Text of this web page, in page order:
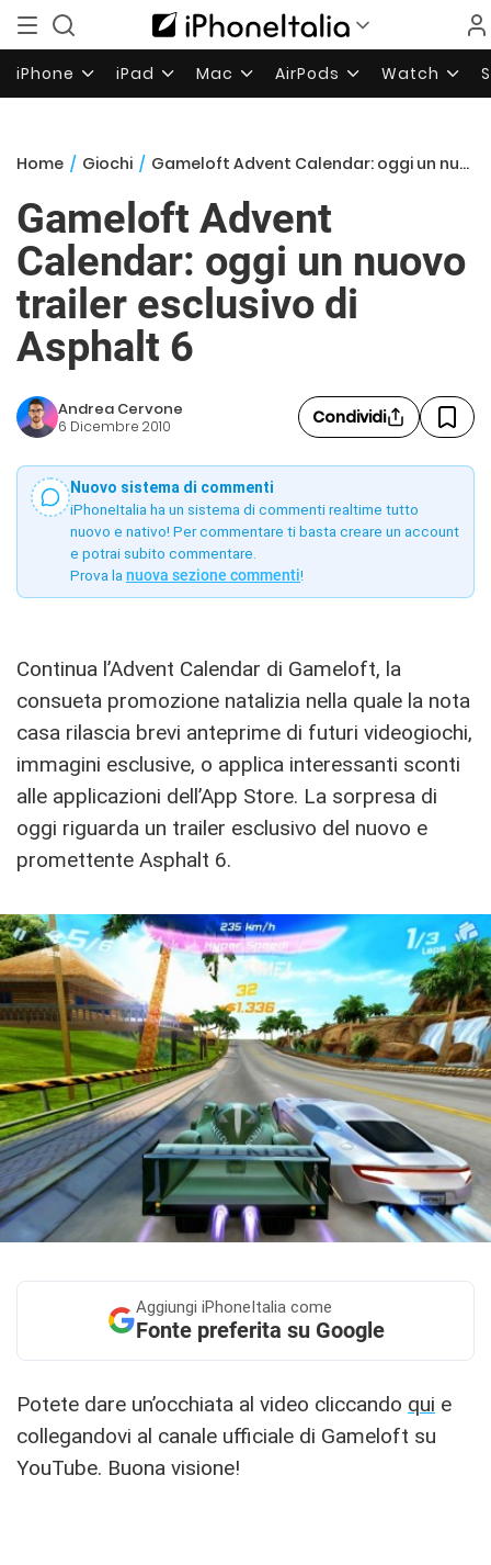
iPhone iPad Mac AirPods Watch
Home / Giochi / Gameloft Advent Calendar: oggi un nuovo trailer esclusivo di Asphalt 6
Gameloft Advent
Calendar: oggi un nuovo
trailer esclusivo di
Asphalt 6
Andrea Cervone
6 Dicembre 2010 Condividi
Nuovo sistema di commenti
iPhoneItalia ha un sistema di commenti realtime tutto
nuovo e nativo! Per commentare ti basta creare un account
e potrai subito commentare.
Prova la nuova sezione commenti!
Continua l’Advent Calendar di Gameloft, la
consueta promozione natalizia nella quale la nota
casa rilascia brevi anteprime di futuri videogiochi,
immagini esclusive, o applica interessanti sconti
alle applicazioni dell’App Store. La sorpresa di
oggi riguarda un trailer esclusivo del nuovo e
promettente Asphalt 6.
Aggiungi iPhoneItalia come
Fonte preferita su Google
Potete dare un’occhiata al video cliccando qui e
collegandovi al canale ufficiale di Gameloft su
YouTube. Buona visione!